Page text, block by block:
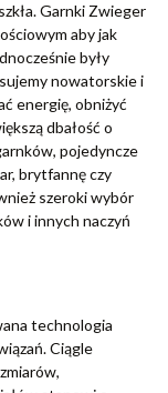
Garnki Zwieger
aby jak
były
nowatorskie i
energię, obniżyć
dbałość o
pojedyncze
brytfannę czy
szeroki wybór
i innych naczyń
technologia
Ciągle